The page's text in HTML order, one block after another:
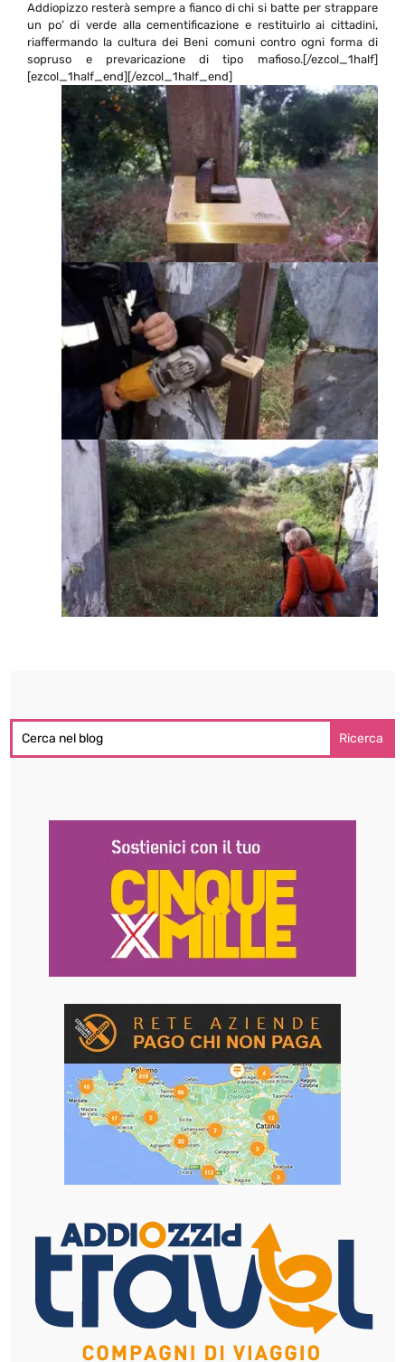
Addiopizzo resterà sempre a fianco di chi si batte per strappare
un po’ di verde alla cementificazione e restituirlo ai cittadini,
riaffermando la cultura dei Beni comuni contro ogni forma di
sopruso e prevaricazione di tipo mafioso.[/ezcol_1half]
[ezcol_1half_end] [/ezcol_1half_end]